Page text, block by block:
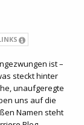
ist –
steckt hinter
unaufgeregte
uns auf die
Namen steht